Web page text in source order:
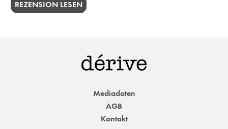
REZENSION LESEN
Mediadaten
AGB
Kontakt